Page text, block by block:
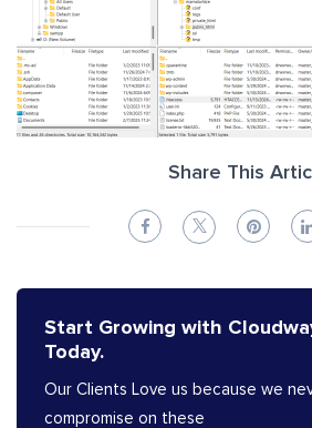
Share This
Start Growing with
Today.
Our Clients Love us because we
compromise on these